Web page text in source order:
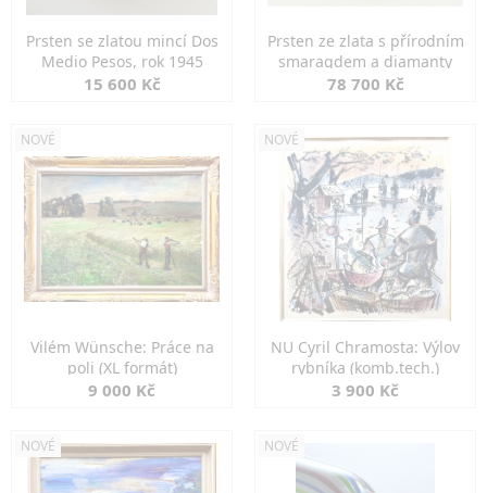
Prsten se zlatou mincí Dos
Medio Pesos, rok 1945
15 600 Kč
Prsten ze zlata s přírodním
smaragdem a diamanty
78 700 Kč
NOVÉ
Vilém Wünsche: Práce na
poli (XL formát)
9 000 Kč
NOVÉ
NU Cyril Chramosta: Výlov
rybníka (komb.tech.)
3 900 Kč
NOVÉ NOVÉ